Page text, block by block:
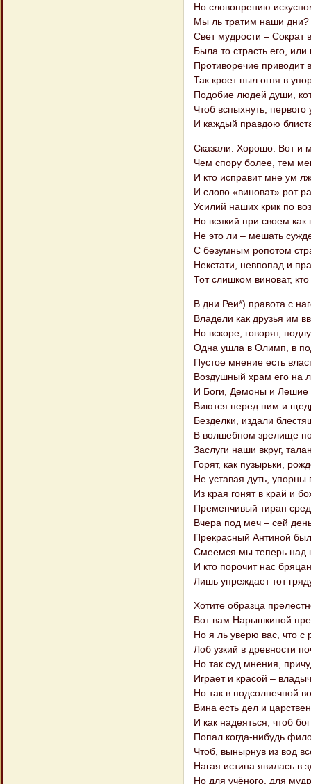
Но словопрению
Мы ль тратим наши дни?
Свет мудрости – Сократ
Была то страсть его, или
Противоречие приводит
Так кроет пыл огня в
Подобие людей души,
Чтоб вспыхнуть, первого
И каждый правдою
Сказали. Хорошо. Вот и
Чем спору более, тем
И кто исправит мне ум
И слово «виноват» рот
Усилий наших крик по
Но всякий при своем как
Не это ли – мешать
С безумным ропотом
Некстати, невпопад и
Тот слишком виноват,
В дни Реи*) правота с
Владели как друзья им
Но вскоре, говорят,
Одна ушла в Олимп, в
Пустое мнение есть
Воздушный храм его на
И Боги, Демоны и Лешие
Виются перед ним и
Безделки, издали
В волшебном зрелище
Заслуги наши вкруг,
Горят, как пузырьки,
Не уставая дуть, упорны
Из края гонят в край и
Пременчивый тиран
Вчера под меч – сей
Прекрасный Антиной
Смеемся мы теперь над
И кто порочит нас
Лишь упреждает тот
Хотите образца
Вот вам Нарышкиной
Но я ль уверю вас, что
Лоб узкий в древности
Но так суд мнения,
Играет и красой –
Но так в подсолнечной
Вина есть дел и
И как надеяться, чтоб
Попал когда-нибудь
Чтоб, вынырнув из вод
Нагая истина явилась в
Но для учёного, для